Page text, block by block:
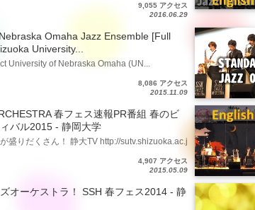
9,055 アクセス
2016.06.29
Omaha Jazz Ensemble [Full
University...
University of Nebraska Omaha (UN...
8,086 アクセス
2015.11.09
春フェス速報PR番組 春のビ
バル2015 - 静岡大学
盛りだくさん！ 静大TV http://sutv.shizuoka.ac.j
4,907 アクセス
2015.05.09
オーケストラ！ SSH 春フェス2014 - 静